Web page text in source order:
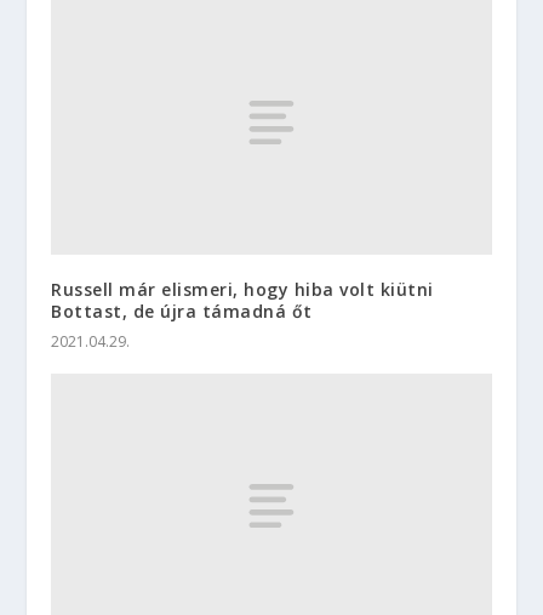
Russell már elismeri, hogy hiba volt kiütni
Bottast, de újra támadná őt
2021.04.29.